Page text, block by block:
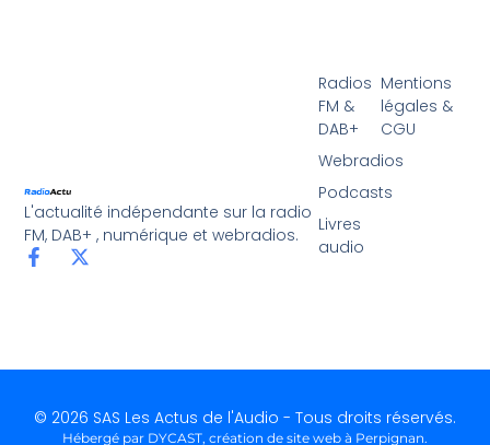
L'actualité indépendante sur la radio
FM, DAB+ , numérique et webradios.
Radios
FM &
DAB+
Webradios
Podcasts
Livres
audio
Mentions
légales &
CGU
© 2026 SAS Les Actus de l'Audio - Tous droits réservés.
Hébergé par DYCAST, création de site web à Perpignan.